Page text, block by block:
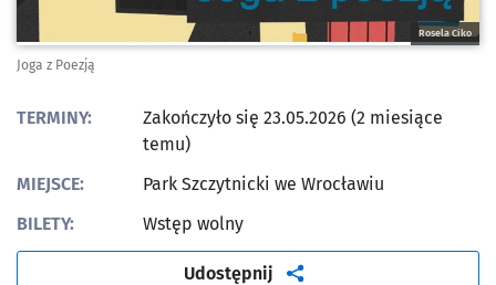
Rosela Ciko
Joga z Poezją
TERMINY:
Zakończyło się 23.05.2026 (2 miesiące
temu)
MIEJSCE:
Park Szczytnicki we Wrocławiu
BILETY:
Wstęp wolny
Udostępnij artykuł